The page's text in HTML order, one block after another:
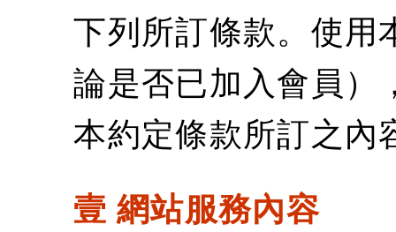
下列所訂條款。使用
論是否已加入會員）
本約定條款所訂之內
壹 網站服務內容